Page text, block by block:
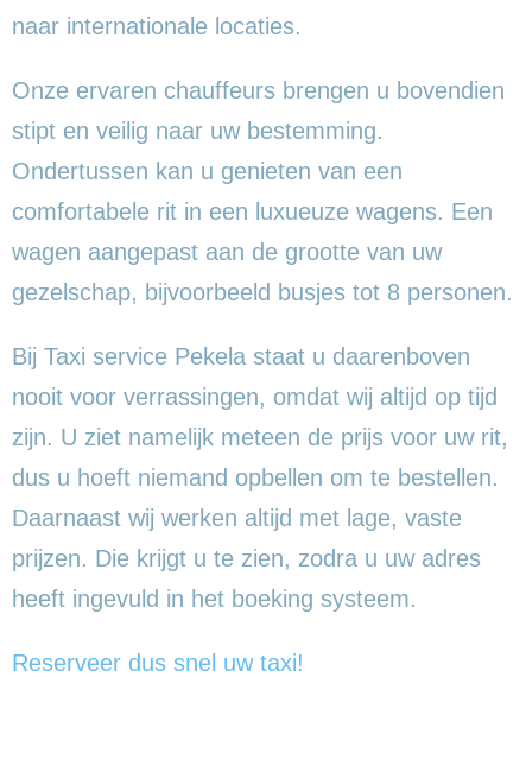
naar internationale locaties.
Onze ervaren chauffeurs brengen u bovendien
stipt en veilig naar uw bestemming.
Ondertussen kan u genieten van een
comfortabele rit in een luxueuze wagens. Een
wagen aangepast aan de grootte van uw
gezelschap, bijvoorbeeld busjes tot 8 personen.
Bij Taxi service Pekela staat u daarenboven
nooit voor verrassingen, omdat wij altijd op tijd
zijn. U ziet namelijk meteen de prijs voor uw rit,
dus u hoeft niemand opbellen om te bestellen.
Daarnaast wij werken altijd met lage, vaste
prijzen. Die krijgt u te zien, zodra u uw adres
heeft ingevuld in het boeking systeem.
Reserveer dus snel uw taxi!